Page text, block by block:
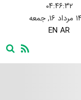
۰۴:۴۶:۳۴
EN AR